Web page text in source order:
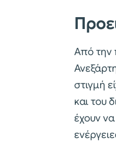
Από την
στιγμή
και του
έχουν